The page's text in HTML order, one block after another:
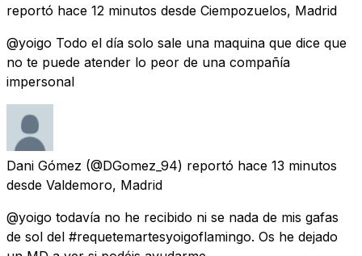
reportó hace 12 minutos desde Ciempozuelos, Madrid
@yoigo Todo el día solo sale una maquina que dice que
no te puede atender lo peor de una compañía
impersonal
Dani Gómez (@DGomez_94) reportó hace 13 minutos
desde Valdemoro, Madrid
@yoigo todavía no he recibido ni se nada de mis gafas
de sol del #requetemartesyoigoflamingo. Os he dejado